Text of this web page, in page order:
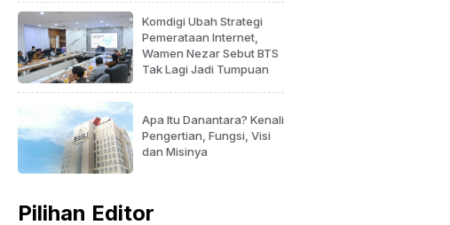
Komdigi Ubah Strategi
Pemerataan Internet,
Wamen Nezar Sebut BTS
Tak Lagi Jadi Tumpuan
Apa Itu Danantara? Kenali
Pengertian, Fungsi, Visi
dan Misinya
Pilihan Editor